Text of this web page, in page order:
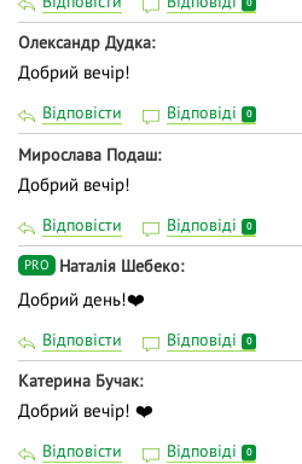
Олександр Дудка
Добрий вечір!
Відповісти Відповіді 0
Мирослава Подаш
Добрий вечір!
Відповісти Відповіді 0
PRO Наталія Шебеко
Добрий день!❤️
Відповісти Відповіді 0
Катерина Бучак
Добрий вечір! ❤️
Відповісти Відповіді 0